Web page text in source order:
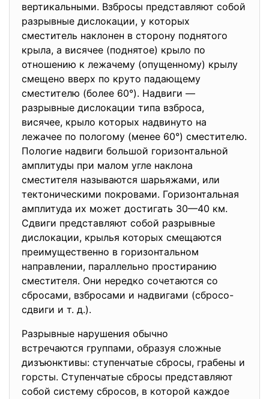
вертикальными. Взбросы представляют собой
разрывные дислокации, у которых
сместитель наклонен в сторону поднятого
крыла, а висячее (поднятое) крыло по
отношению к лежачему (опущенному) крылу
смещено вверх по круто падающему
сместителю (более 60°). Надвиги —
разрывные дислокации типа взброса,
висячее, крыло которых надвинуто на
лежачее по пологому (менее 60°) сместителю.
Пологие надвиги большой горизонтальной
амплитуды при малом угле наклона
сместителя называются шарьяжами, или
тектоническими покровами. Горизонтальная
амплитуда их может достигать 30—40 км.
Сдвиги представляют собой разрывные
дислокации, крылья которых смещаются
преимущественно в горизонтальном
направлении, параллельно простиранию
сместителя. Они нередко сочетаются со
сбросами, взбросами и надвигами (сбросо-
сдвиги и т. д.).
Разрывные нарушения обычно
встречаются группами, образуя сложные
дизъюнктивы: ступенчатые сбросы, грабены и
горсты. Ступенчатые сбросы представляют
собой систему сбросов, в которой каждое